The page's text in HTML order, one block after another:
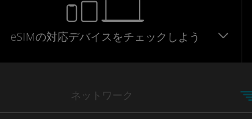
eSIMの対応デバイスをチェックしよう
ネットワーク